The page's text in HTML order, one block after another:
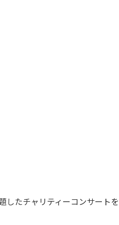
したチャリティーコンサートを